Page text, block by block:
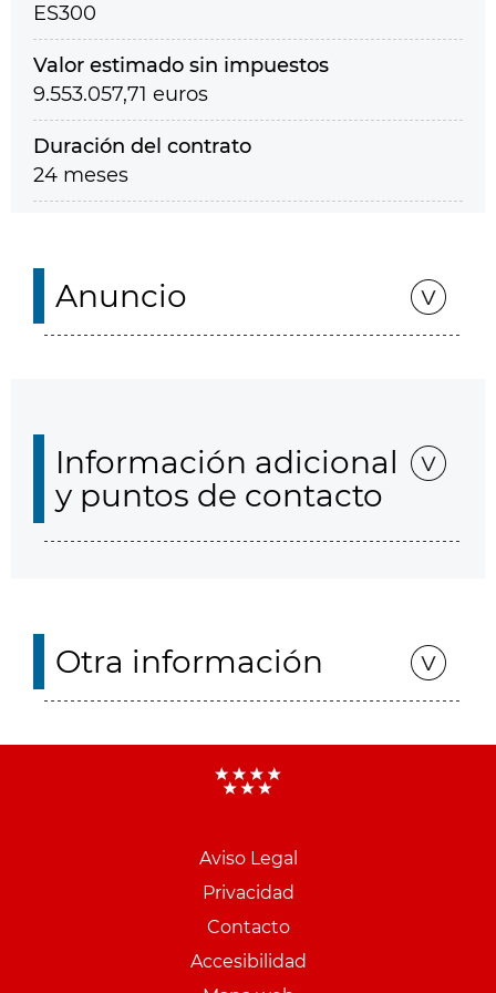
ES300
Valor estimado sin impuestos
9.553.057,71 euros
Duración del contrato
24 meses
Anuncio
Información adicional
y puntos de contacto
Otra información
Aviso Legal
Privacidad
Contacto
Accesibilidad